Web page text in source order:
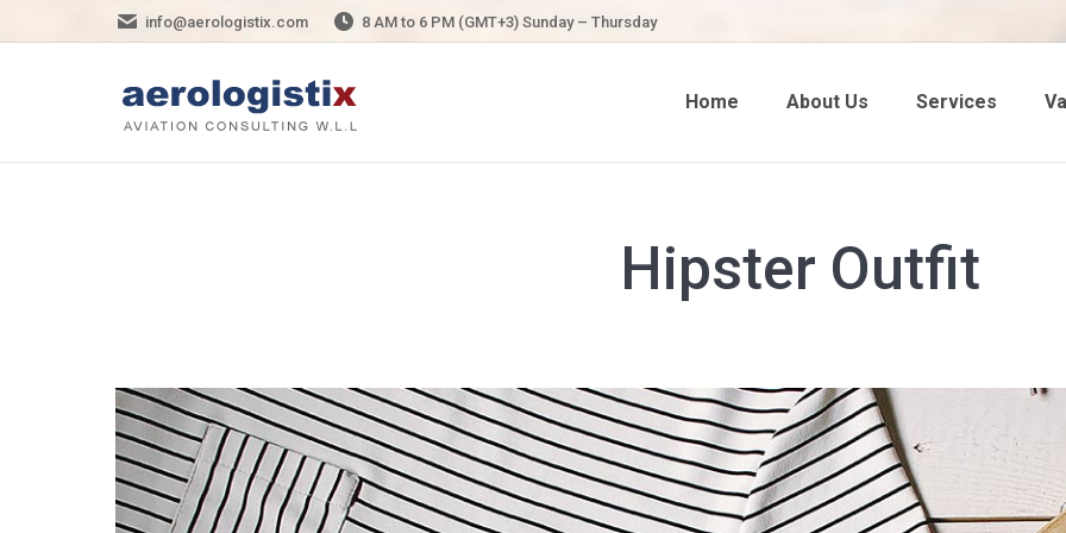
info@aerologistix.com 8 AM to 6 PM (GMT+3) Sunday – Thursday
Home About Us Services
Hipster Outfit